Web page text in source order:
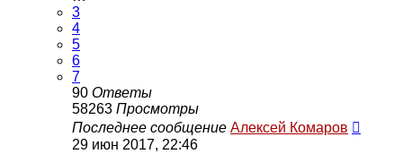
3
4
5
6
7
90 Ответы
58263 Просмотры
Последнее сообщение Алексей Комаров
29 июн 2017, 22:46